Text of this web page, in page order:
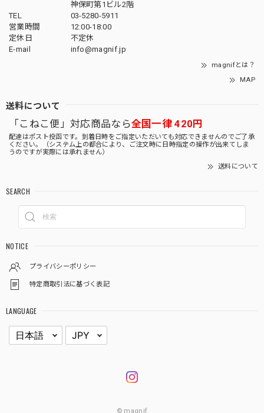
神保町第1ビル2階
TEL
03-5280-5911
営業時間
12:00-18:00
定休日
不定休
E-mail
info@magnif.jp
magnifとは？
MAP
送料について
「こねこ便」対応商品なら全国一律 420円
配達はポスト投函です。到着日時をご指定いただいても対応できませんのでご了承
ください。（システム上の都合により、ご注文時に日時指定の操作が出来てしま
うのですが実際には承れません）
送料について
SEARCH
NOTICE
プライバシーポリシー
特定商取引法に基づく表記
LANGUAGE
© magnif